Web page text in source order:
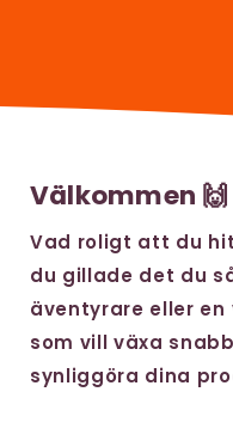
Välkommen 🙌
Vad roligt att du
du gillade det du
äventyrare eller
som vill växa
synliggöra dina